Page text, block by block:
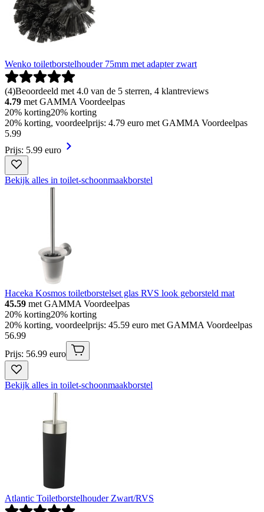
Wenko toiletborstelhouder 75mm met adapter zwart
(4)Beoordeeld met 4.0 van de 5 sterren, 4 klantreviews
4.79 met GAMMA Voordeelpas
20% korting20% korting
20% korting, voordeelprijs: 4.79 euro met GAMMA Voordeelpas
5.99
Prijs: 5.99 euro
Bekijk alles in toilet-schoonmaakborstel
Haceka Kosmos toiletborstelset glas RVS look geborsteld mat
45.59 met GAMMA Voordeelpas
20% korting20% korting
20% korting, voordeelprijs: 45.59 euro met GAMMA Voordeelpas
56.99
Prijs: 56.99 euro
Bekijk alles in toilet-schoonmaakborstel
Atlantic Toiletborstelhouder Zwart/RVS